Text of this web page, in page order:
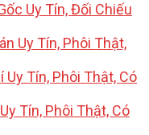
Uy Tín, Đối Chiếu
Uy Tín, Phôi Thật,
Uy Tín, Phôi Thật, Có
Tín, Phôi Thật, Có